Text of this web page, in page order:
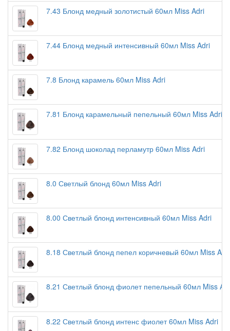
7.43 Блонд медный золотистый 60мл Miss Adri
7.44 Блонд медный интенсивный 60мл Miss Adri
7.8 Блонд карамель 60мл Miss Adri
7.81 Блонд карамельный пепельный 60мл Miss Adri
7.82 Блонд шоколад перламутр 60мл Miss Adri
8.0 Светлый блонд 60мл Miss Adri
8.00 Светлый блонд интенсивный 60мл Miss Adri
8.18 Светлый блонд пепел коричневый 60мл Miss Adr
8.21 Светлый блонд фиолет пепельный 60мл Miss
8.22 Светлый блонд интенс фиолет 60мл Miss Adri